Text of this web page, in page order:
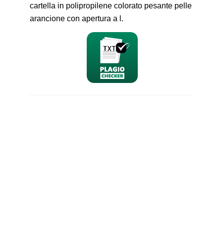
cartella in polipropilene colorato pesante pelle
arancione con apertura a l.